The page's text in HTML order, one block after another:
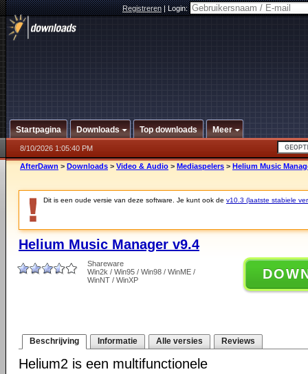
Registreren|Login:
Startpagina Downloads Top downloads Meer
8/10/2026 1:05:40 PM
AfterDawn > Downloads > Video & Audio > Mediaspelers > Helium Music
Dit is een oude versie van deze software. Je kunt ook de v10.3 (laatste stabiele
Helium Music Manager v9.4
Shareware
Win2k / Win95 / Win98 / WinME /
WinNT / WinXP
Beschrijving Informatie Alle versies Reviews
Helium2 is een multifunctionele